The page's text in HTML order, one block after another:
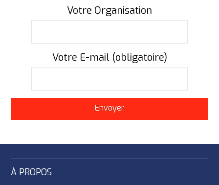
Votre Organisation
Votre E-mail (obligatoire)
À PROPOS